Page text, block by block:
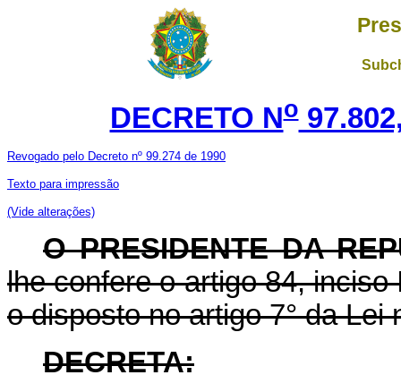
DECRETO No
Revogado pelo Decreto nº 99.274 de 1990
Texto para impressão
(Vide alterações)
O PRESIDENTE DA
lhe confere o artigo 84,
o disposto no artigo 7° da Lei
DECRETA: